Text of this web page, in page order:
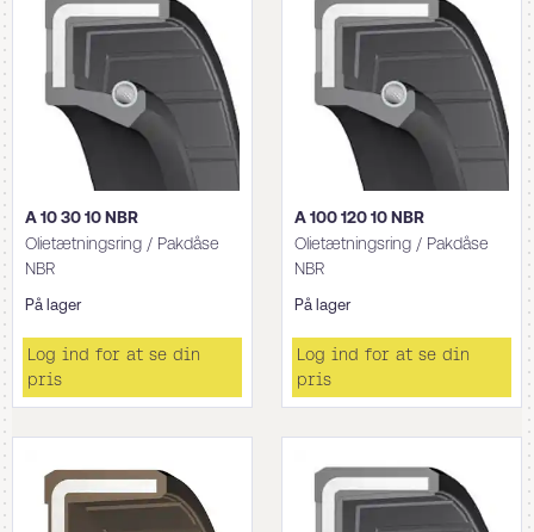
A 10 30 10 NBR
Olietætningsring / Pakdåse
NBR
På lager
Log ind for at se din
pris
A 100 120 10 NBR
Olietætningsring / Pakdåse
NBR
På lager
Log ind for at se din
pris